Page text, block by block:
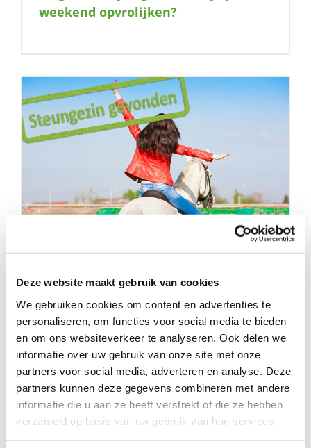
Deze website maakt gebruik van cookies
We gebruiken cookies om content en advertenties te
personaliseren, om functies voor social media te bieden
en om ons websiteverkeer te analyseren. Ook delen we
informatie over uw gebruik van onze site met onze
partners voor social media, adverteren en analyse. Deze
partners kunnen deze gegevens combineren met andere
informatie die u aan ze heeft verstrekt of die ze hebben
verzameld op basis van uw gebruik van hun services.
weekend opvrolijken?
Gaan jullie wat leuks doen met dit
positieve meisje (8)?